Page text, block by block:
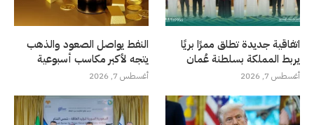
اتفاقية جديدة تطلق ممرًا بريًا
يربط المملكة بسلطنة عُمان
أغسطس 7, 2026
النفط يواصل الصعود والذهب
يتجه لأكبر مكاسب أسبوعية
أغسطس 7, 2026